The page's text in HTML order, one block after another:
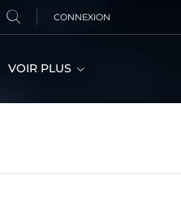
CONNEXION
VOIR PLUS